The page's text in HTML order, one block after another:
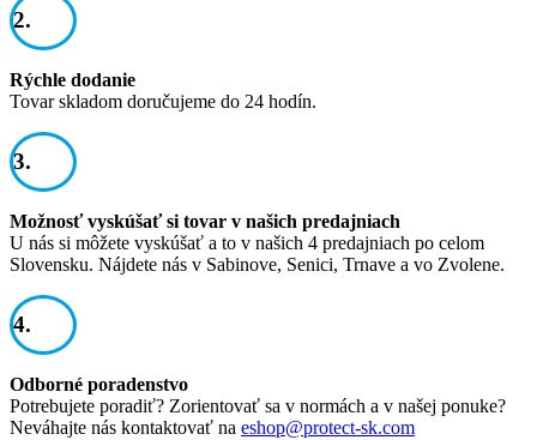
2.
Rýchle dodanie
Tovar skladom doručujeme do 24 hodín.
3.
Možnosť vyskúšať si tovar v našich predajniach
U nás si môžete vyskúšať a to v našich 4 predajniach po celom
Slovensku. Nájdete nás v Sabinove, Senici, Trnave a vo Zvolene.
4.
Odborné poradenstvo
Potrebujete poradiť? Zorientovať sa v normách a v našej ponuke?
Neváhajte nás kontaktovať na eshop@protect-sk.com